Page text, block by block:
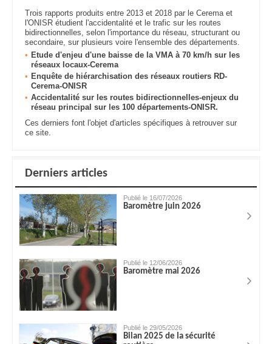
Trois rapports produits entre 2013 et 2018 par le Cerema et
l'ONISR étudient l'accidentalité et le trafic sur les routes
bidirectionnelles, selon l'importance du réseau, structurant ou
secondaire, sur plusieurs voire l'ensemble des départements.
Etude d'enjeu d'une baisse de la VMA à 70 km/h sur les
réseaux locaux-Cerema
Enquête de hiérarchisation des réseaux routiers RD-
Cerema-ONISR
Accidentalité sur les routes bidirectionnelles-enjeux du
réseau principal sur les 100 départements-ONISR.
Ces derniers font l'objet d'articles spécifiques à retrouver sur
ce site.
Derniers articles
Publié le 16/07/2026
Baromètre juin 2026
Publié le 12/06/2026
Baromètre mai 2026
Publié le 29/05/2026
Bilan 2025 de la sécurité